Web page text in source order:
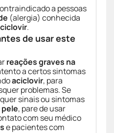
a pessoas
(alergia) conhecida
.
de usar este
reações graves na
a certos sintomas
aciclovir, para
problemas. Se
sinais ou sintomas
, pare de usar
com seu médico
e pacientes com